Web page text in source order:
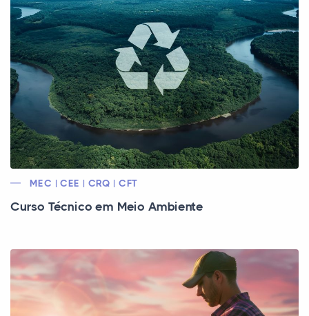
MEC | CEE | CRQ | CFT
Curso Técnico em Meio Ambiente